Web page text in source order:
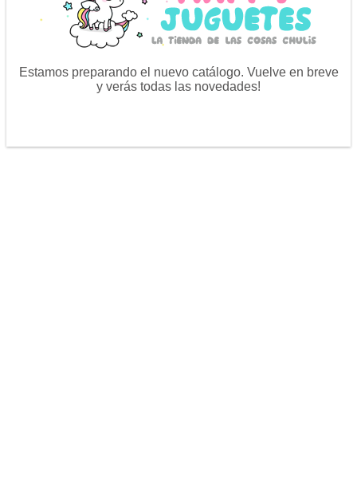
Estamos preparando el nuevo catálogo. Vuelve en breve
y verás todas las novedades!